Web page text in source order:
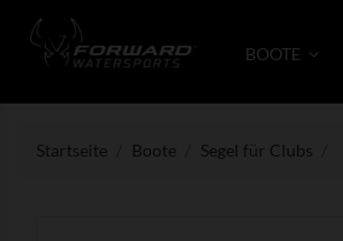
BOOTE
Startseite Boote Segel für Clubs